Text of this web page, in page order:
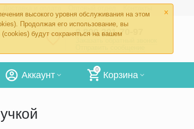
×
высокого уровня обслуживания на этом
Продолжая его использование, вы
будут сохраняться на вашем
8 800 201-70-97
0
Корзина
Аккаунт